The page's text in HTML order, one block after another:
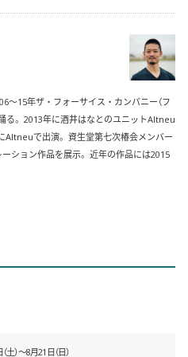
15年ザ・フォーサイス・カンパニー（フ
る。2013年に酒井はなとのユニットAltneu
Altneuで出演。資生堂第七次椿会メンバー
ション作品を展示。近年の作品には2015
しく見る
土）〜8月21日（日）